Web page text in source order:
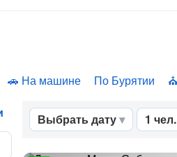
На машине По Бурятии
Выбрать дату 1 чел.